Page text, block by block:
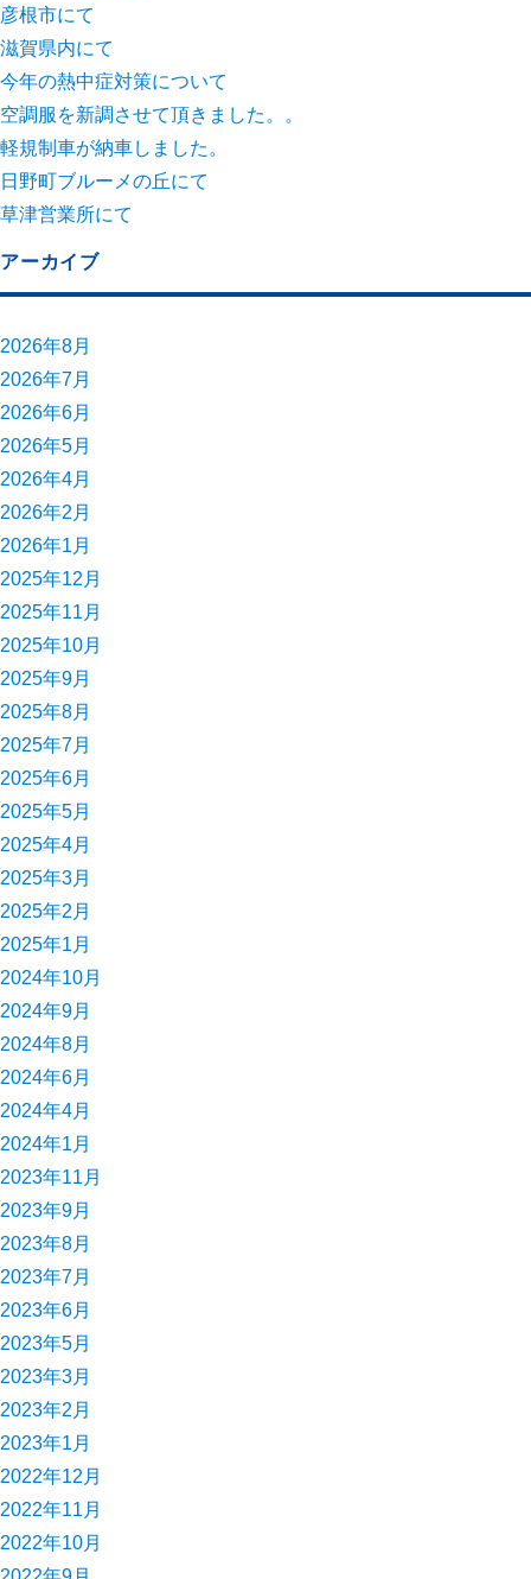
彦根市にて
滋賀県内にて
今年の熱中症対策について
空調服を新調させて頂きました。。
軽規制車が納車しました。
日野町ブルーメの丘にて
草津営業所にて
アーカイブ
2026年8月
2026年7月
2026年6月
2026年5月
2026年4月
2026年2月
2026年1月
2025年12月
2025年11月
2025年10月
2025年9月
2025年8月
2025年7月
2025年6月
2025年5月
2025年4月
2025年3月
2025年2月
2025年1月
2024年10月
2024年9月
2024年8月
2024年6月
2024年4月
2024年1月
2023年11月
2023年9月
2023年8月
2023年7月
2023年6月
2023年5月
2023年3月
2023年2月
2023年1月
2022年12月
2022年11月
2022年10月